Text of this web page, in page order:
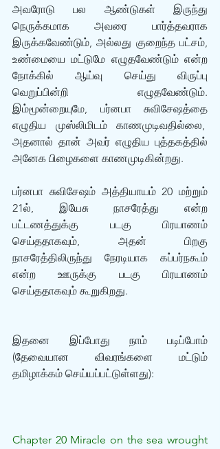
அவரோடு பல ஆண்டுகள் இருந்து
நெருக்கமாக அவரை பார்த்தவராக
இருக்கவேண்டும், அல்லது குறைந்த பட்சம்,
உண்மையை மட்டுமே எழுதவேண்டும் என்ற
நோக்கில் ஆய்வு செய்து விருப்பு
வெறுப்பின்றி எழுதவேண்டும்.
இம்மூன்றையுமே, பர்னபா சுவிசேஷத்தை
எழுதிய முஸ்லிமிடம் காணமுடிவதில்லை,
அதனால் தான் அவர் எழுதிய புத்தகத்தில்
அனேக பிழைகளை காணமுடிகின்றது.
பர்னபா சுவிசேஷம் அத்தியாயம் 20 மற்றும்
21ல், இயேசு நாசரேத்து என்ற
பட்டணத்துக்கு படகு பிரயாணம்
செய்ததாகவும், அதன் பிறகு
நாசரேத்திலிருந்து நேரடியாக கப்பர்நகூம்
என்ற ஊருக்கு படகு பிரயாணம்
செய்ததாகவும் கூறுகிறது.
இதனை இப்போது நாம் படிப்போம்
(தேவையான விவரங்களை மட்டும்
தமிழாக்கம் செய்யப்பட்டுள்ளது):
Chapter 20 Miracle on the sea wrought